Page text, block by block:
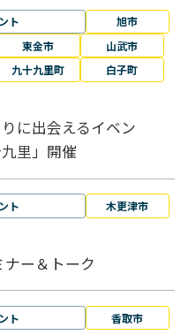
ト
旭市
東金市
山武市
九十九里町
白子町
に出会えるイベン
里」開催
ト
木更津市
ー＆トーク
ト 香取市